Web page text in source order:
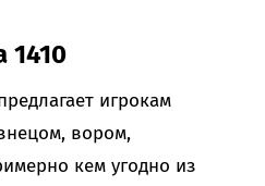
1410
игрокам
вором,
кем угодно из